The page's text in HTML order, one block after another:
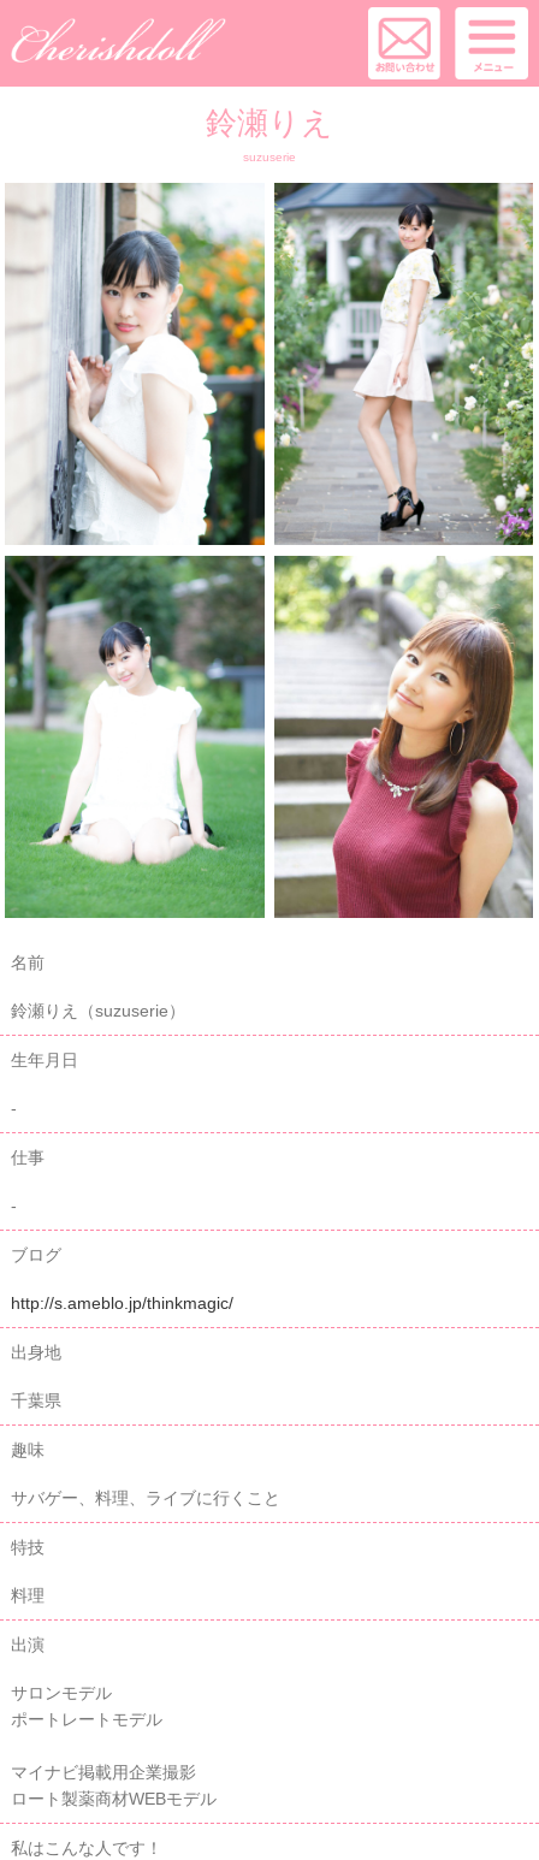
鈴瀬りえ
suzuserie
名前
鈴瀬りえ（suzuserie）
生年月日
-
仕事
-
ブログ
http://s.ameblo.jp/thinkmagic/
出身地
千葉県
趣味
サバゲー、料理、ライブに行くこと
特技
料理
出演
サロンモデル
ポートレートモデル
マイナビ掲載用企業撮影
ロート製薬商材WEBモデル
私はこんな人です！